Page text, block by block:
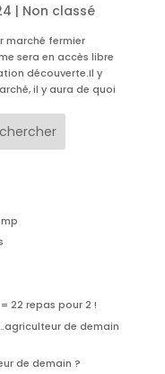
| Non classé
marché fermier
sera en accès libre
découverte.Il y
il y aura de quoi
22 repas pour 2 !
de demain
de demain ?